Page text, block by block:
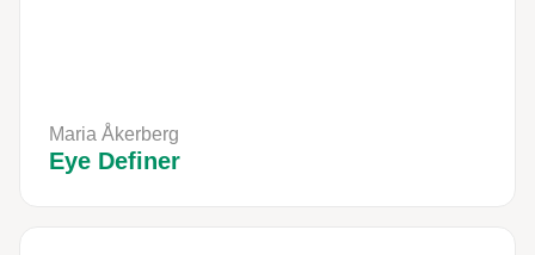
Maria Åkerberg
Eye Definer